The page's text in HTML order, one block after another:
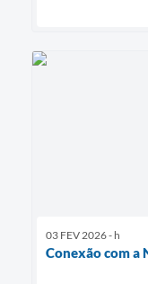
03 FEV 2026 - h
Conexão com a